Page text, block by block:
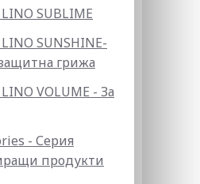
SUBLIME
SUNSHINE-
грижа
VOLUME - За
- Серия
продукти